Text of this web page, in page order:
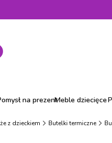
na prezentMeble dziecięce
z dzieckiem Butelki termiczne